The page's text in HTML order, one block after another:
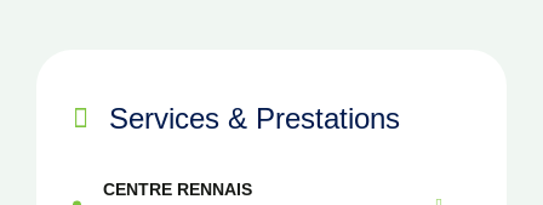
Services & Prestations
CENTRE RENNAIS